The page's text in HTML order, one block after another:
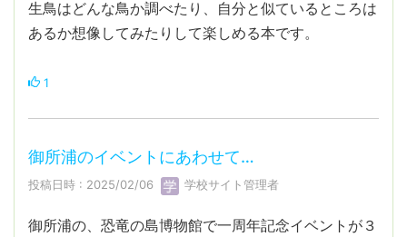
生鳥はどんな鳥か調べたり、自分と似ているところは
あるか想像してみたりして楽しめる本です。
1
御所浦のイベントにあわせて…
投稿日時 : 2025/02/06 学校サイト管理者
御所浦の、恐竜の島博物館で一周年記念イベントが３